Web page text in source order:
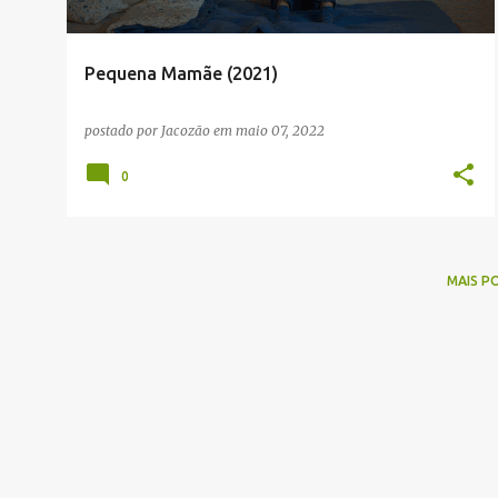
g
Pequena Mamãe (2021)
postado por Jacozão em maio 07, 2022
0
MAIS